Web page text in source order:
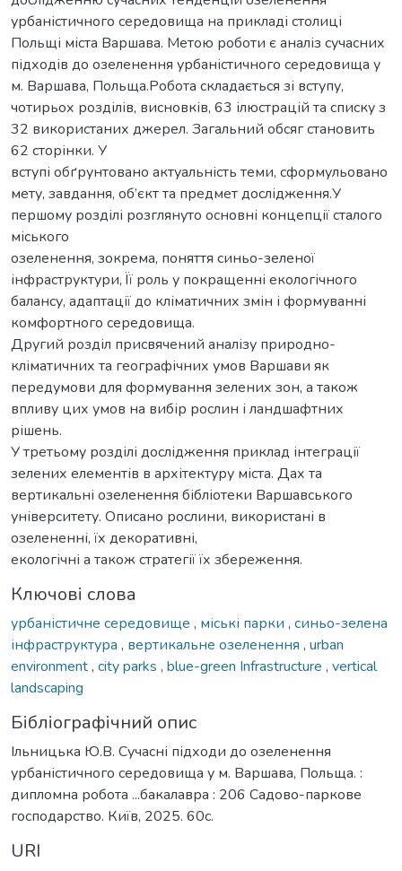
урбаністичного середовища на прикладі столиці
Польщі міста Варшава. Метою роботи є аналіз сучасних
підходів до озеленення урбаністичного середовища у
м. Варшава, Польща.Робота складається зі вступу,
чотирьох розділів, висновків, 63 ілюстрацій та списку з
32 використаних джерел. Загальний обсяг становить
62 сторінки. У
вступі обґрунтовано актуальність теми, сформульовано
мету, завдання, об’єкт та предмет дослідження.У
першому розділі розглянуто основні концепції сталого
міського
озеленення, зокрема, поняття синьо-зеленої
інфраструктури, Її роль у покращенні екологічного
балансу, адаптації до кліматичних змін і формуванні
комфортного середовища.
Другий розділ присвячений аналізу природно-
кліматичних та географічних умов Варшави як
передумови для формування зелених зон, а також
впливу цих умов на вибір рослин і ландшафтних
рішень.
У третьому розділі дослідження приклад інтеграції
зелених елементів в архітектуру міста. Дах та
вертикальні озеленення бібліотеки Варшавського
університету. Описано рослини, використані в
озелененні, їх декоративні,
екологічні а також стратегії їх збереження.
Ключові слова
урбаністичне середовище , міські парки , синьо-зелена
інфраструктура , вертикальне озеленення , urban
environment, city parks , blue-green Infrastructure , vertical
landscaping
Бібліографічний опис
Ільницька Ю.В. Сучасні підходи до озеленення
урбаністичного середовища у м. Варшава, Польща. :
дипломна робота ...бакалавра : 206 Садово-паркове
господарство. Київ, 2025. 60с.
URI